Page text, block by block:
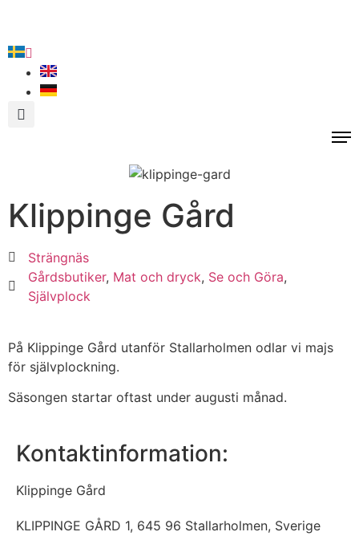
Klippinge Gård
Strängnäs
Gårdsbutiker, Mat och dryck, Se och Göra,
Självplock
På Klippinge Gård utanför Stallarholmen odlar vi majs
för självplockning.
Säsongen startar oftast under augusti månad.
Kontaktinformation:
Klippinge Gård
KLIPPINGE GÅRD 1, 645 96 Stallarholmen, Sverige